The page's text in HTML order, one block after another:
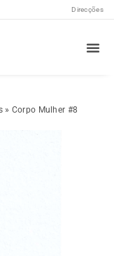
Direcções
» Corpo Mulher #8